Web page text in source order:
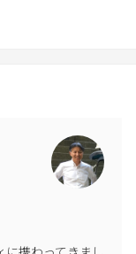
ださい。
員の氏名・住所・